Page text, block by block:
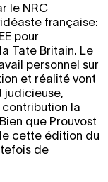
le NRC
française:
pour
Tate Britain. Le
personnel sur
et réalité vont
judicieuse,
la
que Prouvost
cette édition du
de